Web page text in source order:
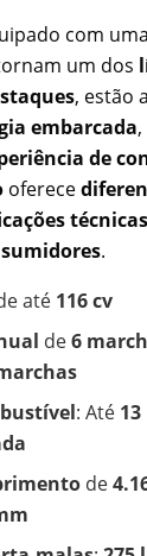
com uma
um dos
, estão a
embarcada
de
oferece
técnicas
.
até 116 cv
de6
: Até
de